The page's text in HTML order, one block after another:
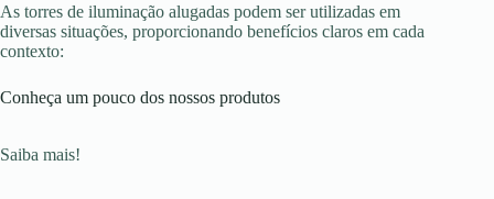
As torres de iluminação alugadas podem ser utilizadas em
diversas situações, proporcionando benefícios claros em cada
contexto:
Conheça um pouco dos nossos produtos
Saiba mais!